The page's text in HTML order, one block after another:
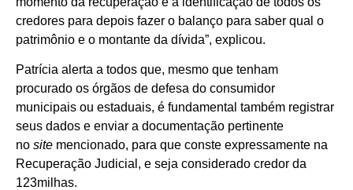
credores para depois fazer o balanço para saber qual o
patrimônio e o montante da dívida”, explicou.
Patrícia alerta a todos que, mesmo que tenham
procurado os órgãos de defesa do consumidor
municipais ou estaduais, é fundamental também registrar
seus dados e enviar a documentação pertinente
no site mencionado, para que conste expressamente na
Recuperação Judicial, e seja considerado credor da
123milhas.